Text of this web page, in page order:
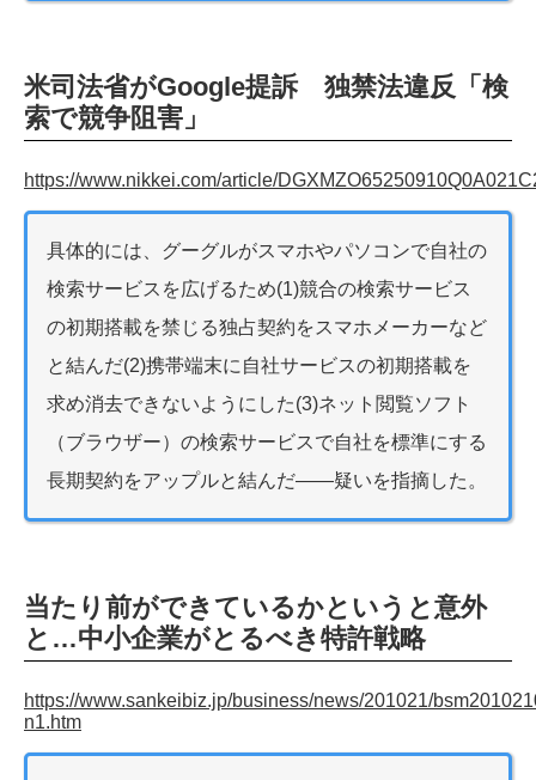
米司法省がGoogle提訴 独禁法違反「検
索で競争阻害」
https://www.nikkei.com/article/
具体的には、グーグルがスマホやパソコンで自社の
検索サービスを広げるため(1)競合の検索サービス
の初期搭載を禁じる独占契約をスマホメーカーなど
と結んだ(2)携帯端末に自社サービスの初期搭載を
求め消去できないようにした(3)ネット閲覧ソフト
（ブラウザー）の検索サービスで自社を標準にする
長期契約をアップルと結んだ――疑いを指摘した。
当たり前ができているかというと意外
と…中小企業がとるべき特許戦略
https://www.sankeibiz.jp/business/news/201021/
n1.htm